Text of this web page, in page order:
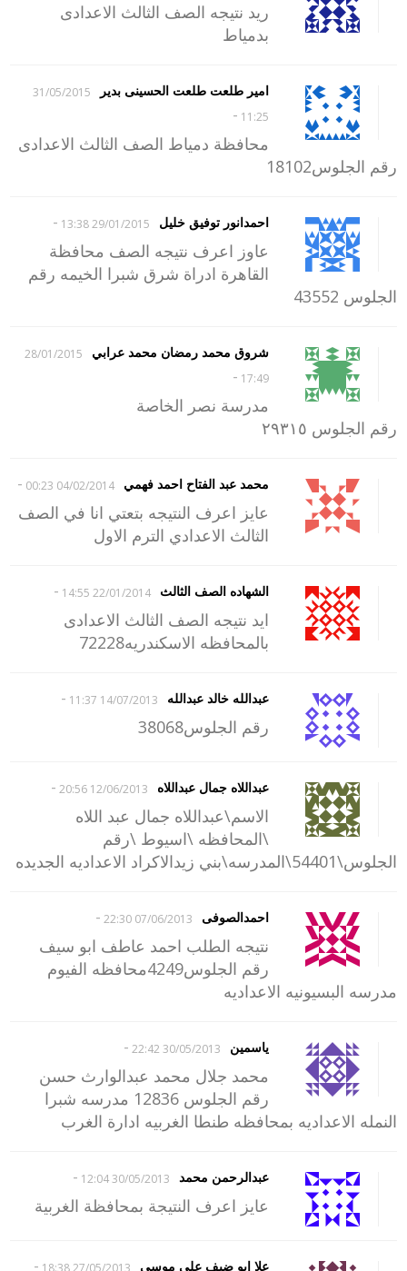
ريد نتيجه الصف الثالث الاعدادى
بدمياط
امير طلعت طلعت الحسينى بدير
31/05/2015
11:25
-
محافظة دمياط الصف الثالث الاعدادى
رقم الجلوس18102
احمدانور توفيق خليل 29/01/2015 13:38
-
عاوز اعرف نتيجه الصف محافظة
القاهرة ادراة شرق شبرا الخيمه رقم
الجلوس 43552
شروق محمد رمضان محمد عرابي
28/01/2015
17:49
-
مدرسة نصر الخاصة
رقم الجلوس ٢٩٣١٥
محمد عبد الفتاح احمد فهمي 04/02/2014 00:23
-
عايز اعرف النتيجه بتعتي انا في الصف
الثالث الاعدادي الترم الاول
الشهاده الصف الثالث 22/01/2014 14:55
-
ايد نتيجه الصف الثالث الاعدادى
بالمحافظه الاسكندريه72228
عبدالله خالد عبدالله 14/07/2013 11:37
-
رقم الجلوس38068
عبداللاه جمال عبداللاه 12/06/2013 20:56
-
الاسم\عبداللاه جمال عبد اللاه
\المحافظه \اسيوط \رقم
الجلوس\54401\المدرسه\بني زيدالاكراد الاعداديه الجديده
احمدالصوفى 07/06/2013 22:30
-
نتيجه الطلب احمد عاطف ابو سيف
رقم الجلوس4249محافظه الفيوم
مدرسه البسيونيه الاعداديه
ياسمين 30/05/2013 22:42
-
محمد جلال محمد عبدالوارث حسن
رقم الجلوس 12836 مدرسه شبرا
النمله الاعداديه بمحافظه طنطا الغربيه ادارة الغرب
عبدالرحمن محمد 30/05/2013 12:04
-
عايز اعرف النتيجة بمحافظة الغربية
علا ابو ضيف على موسى -